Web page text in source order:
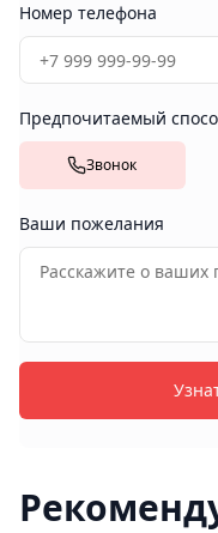
Номер телефона
Предпочитаемый
Звонок
Ваши пожелания